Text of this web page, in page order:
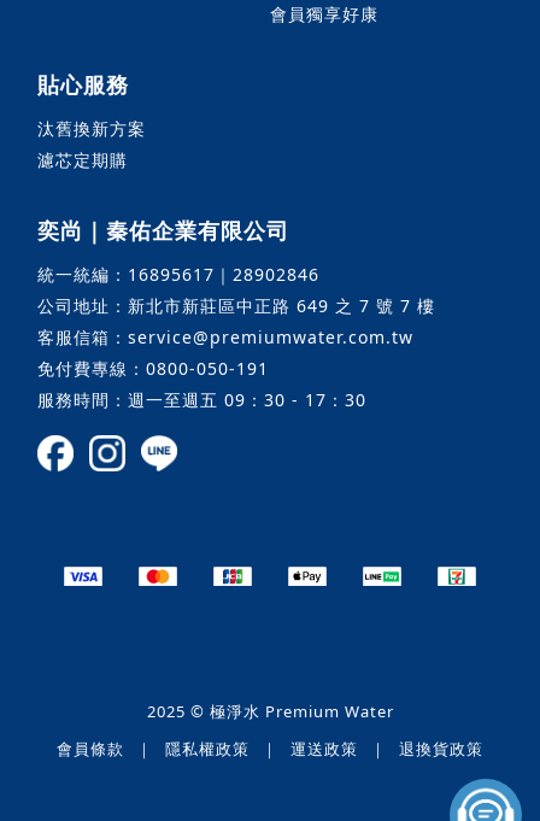
會員獨享好康
貼心服務
汰舊換新方案
濾芯定期購
奕尚｜秦佑企業有限公司
統一統編：16895617｜28902846
公司地址：新北市新莊區中正路 649 之 7 號 7 樓
客服信箱：service@premiumwater.com.tw
免付費專線：0800-050-191
服務時間：週一至週五 09：30 - 17：30
2025 © 極淨水 Premium Water
會員條款
｜ 隱私權政策 ｜ 運送政策 ｜ 退換貨政策